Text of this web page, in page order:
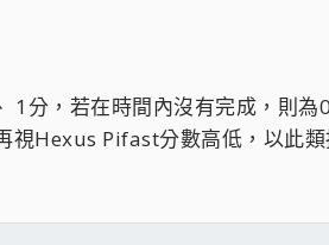
分，若在時間內沒有完成，則
視Hexus Pifast分數高低，以此